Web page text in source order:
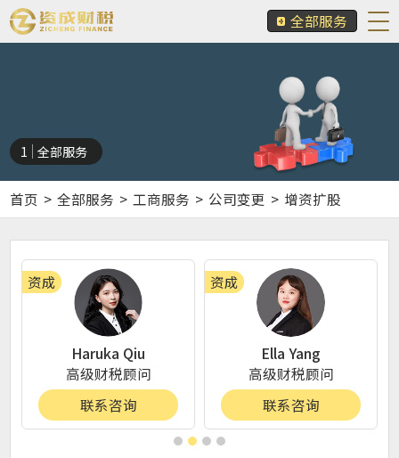
全部服务
1 全部服务
首页 > 全部服务 > 工商服务 > 公司变更 > 增资扩股
Haruka Qiu
高级财税顾问
联系咨询
资成
Ella Yang
高级财税顾问
联系咨询
资成